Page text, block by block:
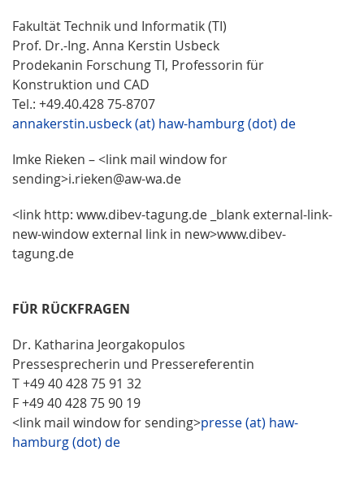
Fakultät Technik und Informatik (TI)
Prof. Dr.-Ing. Anna Kerstin Usbeck
Prodekanin Forschung TI, Professorin für
Konstruktion und CAD
Tel.: +49.40.428 75-8707
annakerstin.usbeck (at) haw-hamburg (dot) de
Imke Rieken – <link mail window for
sending>i.rieken@aw-wa.de
<link http: www.dibev-tagung.de _blank external-link-
new-window external link in new>www.dibev-
tagung.de
FÜR RÜCKFRAGEN
Dr. Katharina Jeorgakopulos
Pressesprecherin und Pressereferentin
T +49 40 428 75 91 32
F +49 40 428 75 90 19
<link mail window for sending>presse (at) haw-
hamburg (dot) de